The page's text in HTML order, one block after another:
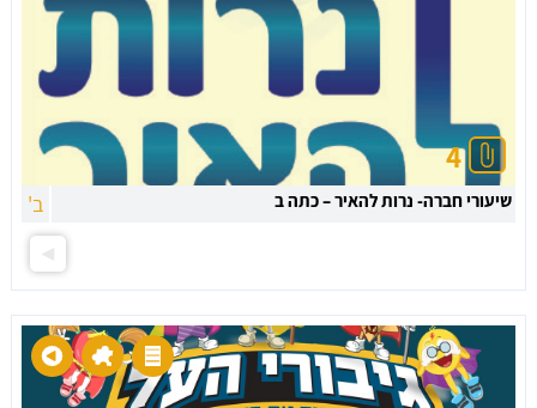
4
שיעורי חברה- נרות להאיר – כתה ב ב'